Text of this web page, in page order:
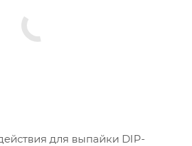
для выпайки DIP-